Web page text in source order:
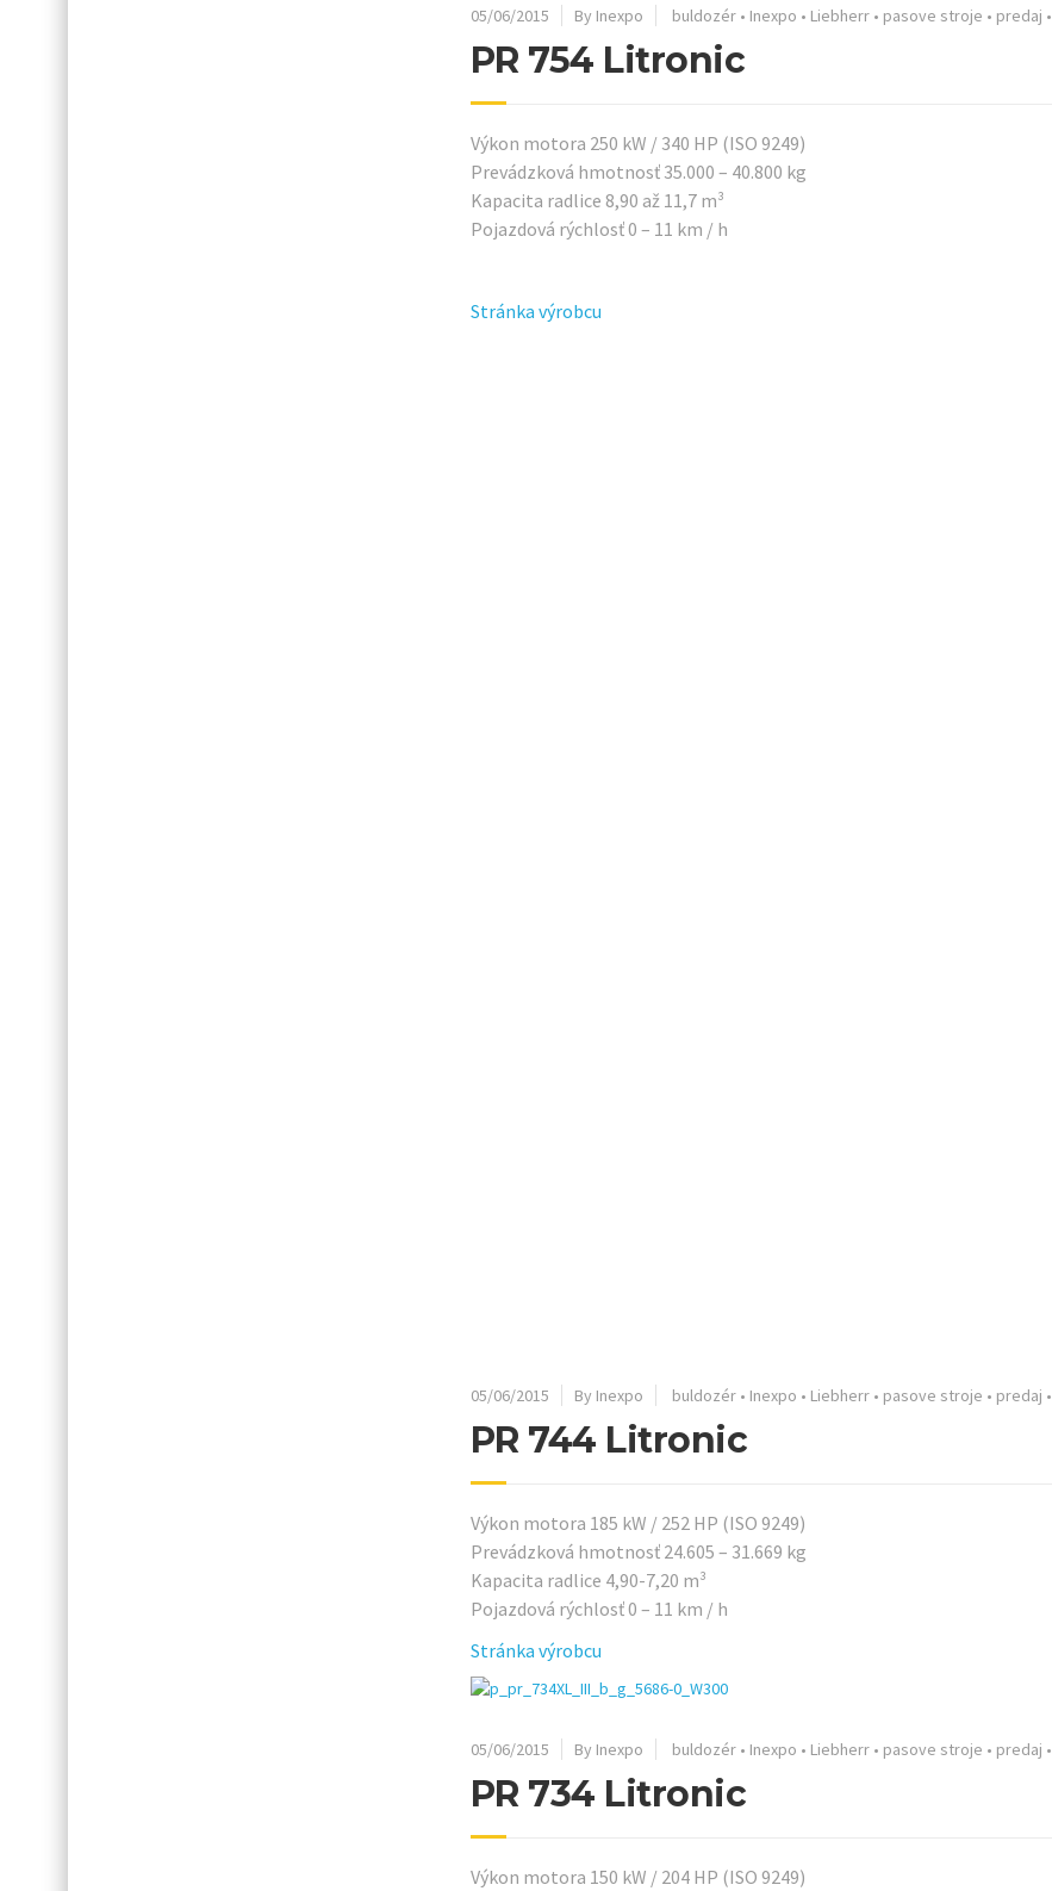
05/06/2015 By Inexpo buldozér• Inexpo • Liebherr• pasove stroje • predaj •
PR 754 Litronic
Výkon motora 250 kW / 340 HP (ISO 9249)
Prevádzková hmotnosť 35.000 – 40.800 kg
Kapacita radlice 8,90 až 11,7 m³
Pojazdová rýchlosť 0 – 11 km / h
Stránka výrobcu
05/06/2015 By Inexpo buldozér• Inexpo • Liebherr• pasove stroje • predaj •
PR 744 Litronic
Výkon motora 185 kW / 252 HP (ISO 9249)
Prevádzková hmotnosť 24.605 – 31.669 kg
Kapacita radlice 4,90-7,20 m³
Pojazdová rýchlosť 0 – 11 km / h
Stránka výrobcu
05/06/2015 By Inexpo buldozér• Inexpo • Liebherr• pasove stroje • predaj •
PR 734 Litronic
Výkon motora 150 kW / 204 HP (ISO 9249)